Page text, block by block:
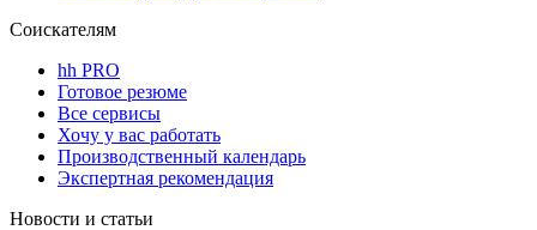
Соискателям
hh PRO
Готовое резюме
Все сервисы
Хочу у вас работать
Производственный календарь
Экспертная рекомендация
Новости и статьи